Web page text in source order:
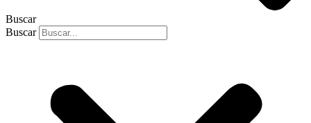
Buscar
Buscar